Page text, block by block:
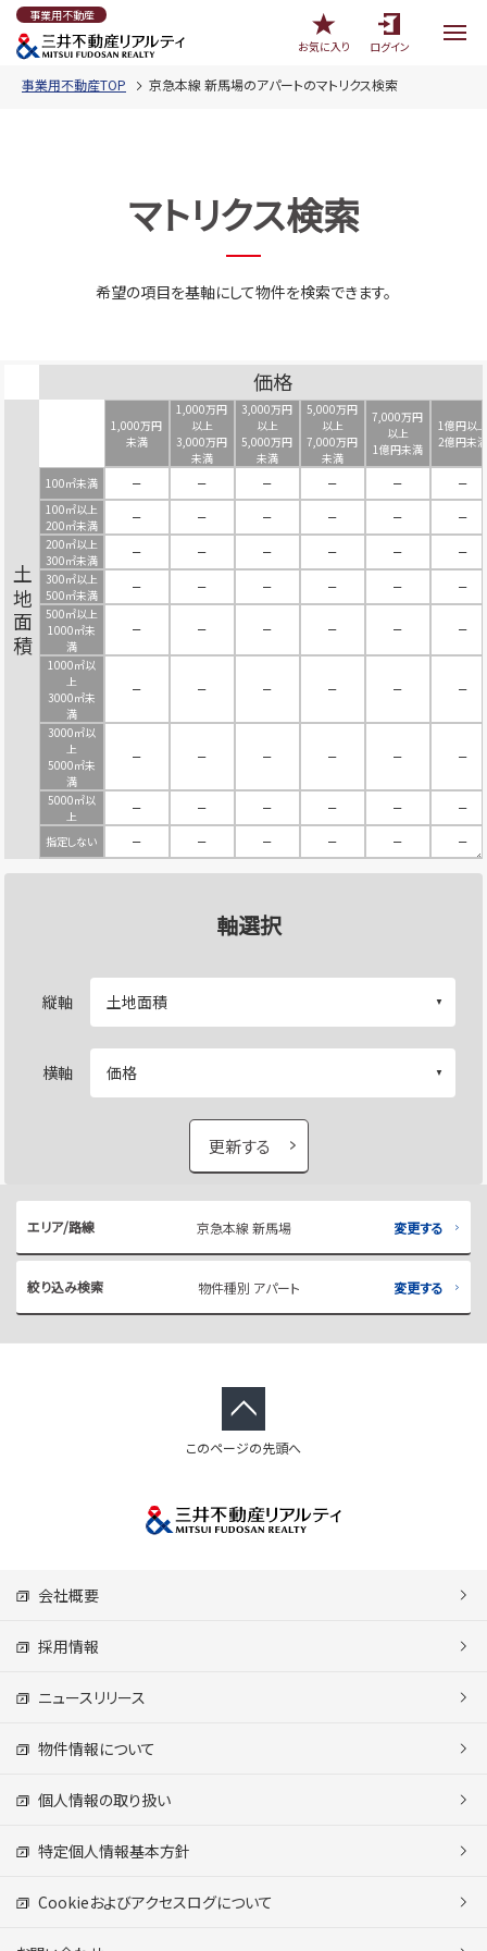
事業用不動産
お気に入り
ログイン
事業用不動産TOP 京急本線 新馬場のアパートのマトリクス検索
マトリクス検索
希望の項目を基軸にして物件を検索できます。
価格
土地面積
1,000万円
未満
1,000万円
以上
3,000万円
未満
3,000万円
以上
5,000万円
未満
5,000万円
以上
7,000万円
未満
7,000万円
以上
1億円未満
1億円以上
2億円未満
100㎡未満 － － － － －
－
100㎡以上
200㎡未満
－ － － － －
－
200㎡以上
300㎡未満
－ － － － －
－
300㎡以上
500㎡未満
－ － － － －
－
500㎡以上
1000㎡未
満
－ － － － － －
1000㎡以
上
3000㎡未
満
－ － － － － －
3000㎡以
上
5000㎡未
満
－ － － － － －
5000㎡以
上
－ － － － － －
指定しない － － － － － －
軸選択
縦軸
横軸
更新する
エリア/路線 京急本線 新馬場 変更する
絞り込み検索 物件種別 アパート 変更する
このページの先頭へ
会社概要
採用情報
ニュースリリース
物件情報について
個人情報の取り扱い
特定個人情報基本方針
Cookieおよびアクセスログについて